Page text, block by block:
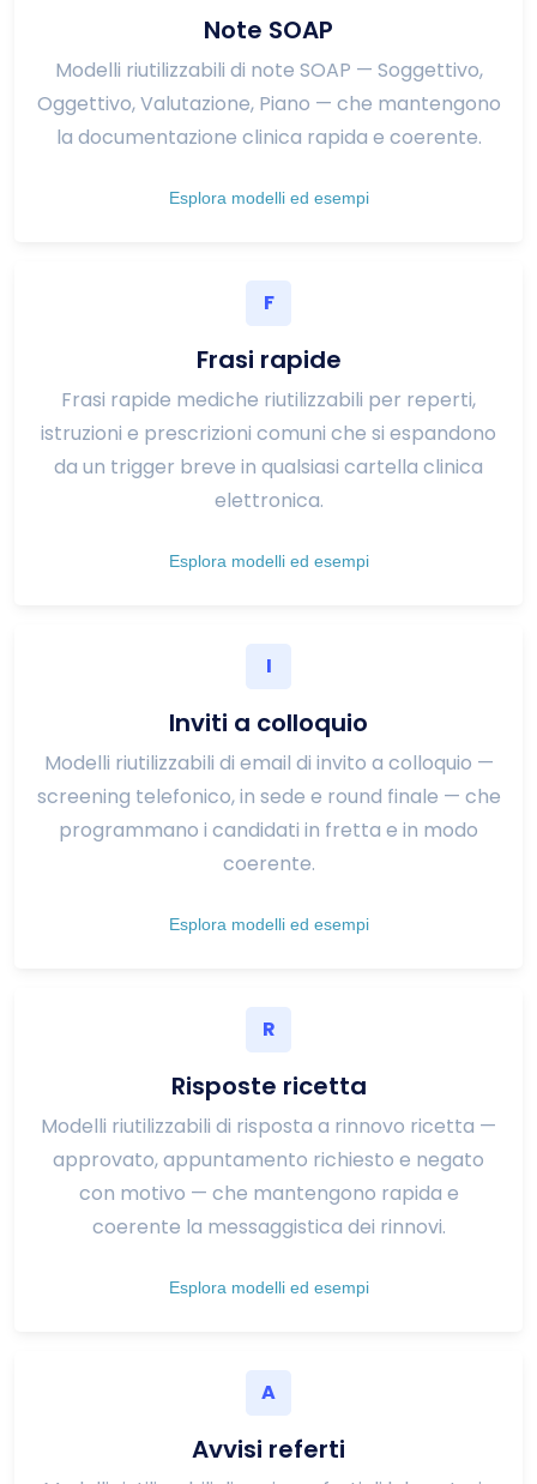
Note SOAP
Modelli riutilizzabili di note SOAP — Soggettivo,
Oggettivo, Valutazione, Piano — che mantengono
la documentazione clinica rapida e coerente.
Esplora modelli ed esempi
F
Frasi rapide
Frasi rapide mediche riutilizzabili per reperti,
istruzioni e prescrizioni comuni che si espandono
da un trigger breve in qualsiasi cartella clinica
elettronica.
Esplora modelli ed esempi
I
Inviti a colloquio
Modelli riutilizzabili di email di invito a colloquio —
screening telefonico, in sede e round finale — che
programmano i candidati in fretta e in modo
coerente.
Esplora modelli ed esempi
R
Risposte ricetta
Modelli riutilizzabili di risposta a rinnovo ricetta —
approvato, appuntamento richiesto e negato
con motivo — che mantengono rapida e
coerente la messaggistica dei rinnovi.
Esplora modelli ed esempi
A
Avvisi referti